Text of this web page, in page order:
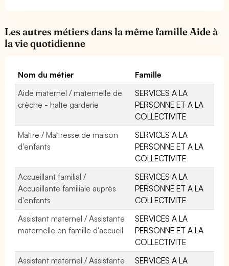
Les autres métiers dans la même famille Aide à
la vie quotidienne
Nom du métier
Famille
Aide maternel / maternelle de
crèche - halte garderie
SERVICES A LA
PERSONNE ET A LA
COLLECTIVITE
Maître / Maîtresse de maison
d'enfants
SERVICES A LA
PERSONNE ET A LA
COLLECTIVITE
Accueillant familial /
Accueillante familiale auprès
d'enfants
SERVICES A LA
PERSONNE ET A LA
COLLECTIVITE
Assistant maternel / Assistante
maternelle en famille d'accueil
SERVICES A LA
PERSONNE ET A LA
COLLECTIVITE
Assistant maternel / Assistante
SERVICES A LA